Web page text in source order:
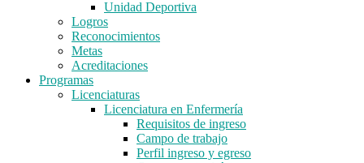
Unidad Deportiva
Logros
Reconocimientos
Metas
Acreditaciones
Programas
Licenciaturas
Licenciatura en Enfermería
Requisitos de ingreso
Campo de trabajo
Perfil ingreso y egreso